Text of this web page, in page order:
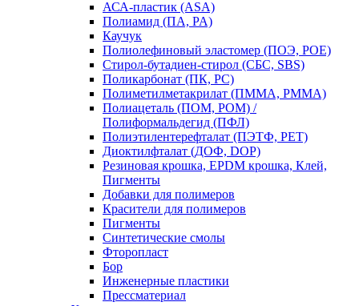
АСА-пластик (ASA)
Полиамид (ПА, PA)
Каучук
Полиолефиновый эластомер (ПОЭ, POE)
Стирол-бутадиен-стирол (СБС, SBS)
Поликарбонат (ПК, PC)
Полиметилметакрилат (ПММА, PMMA)
Полиацеталь (ПОМ, POM) /
Полиформальдегид (ПФЛ)
Полиэтилентерефталат (ПЭТФ, PET)
Диоктилфталат (ДОФ, DOP)
Резиновая крошка, EPDM крошка, Клей,
Пигменты
Добавки для полимеров
Красители для полимеров
Пигменты
Синтетические смолы
Фторопласт
Бор
Инженерные пластики
Прессматериал